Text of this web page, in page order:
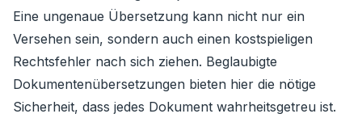
Eine ungenaue Übersetzung kann nicht nur ein
Versehen sein, sondern auch einen kostspieligen
Rechtsfehler nach sich ziehen. Beglaubigte
Dokumentenübersetzungen bieten hier die nötige
Sicherheit, dass jedes Dokument wahrheitsgetreu ist.